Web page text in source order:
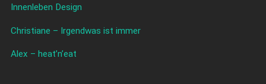
Innenleben Design
Christiane – Irgendwas ist immer
Alex – heat’n’eat